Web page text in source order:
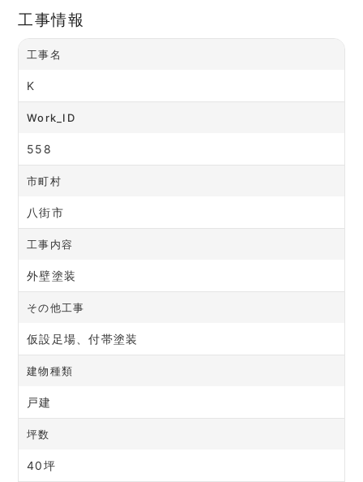
工事情報
工事名
K
Work_ID
558
市町村
八街市
工事内容
外壁塗装
その他工事
仮設足場、付帯塗装
建物種類
戸建
坪数
40坪